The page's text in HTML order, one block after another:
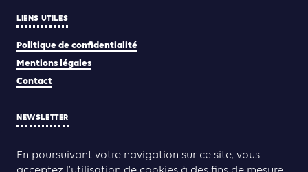
LIENS UTILES
Politique de confidentialité
Mentions légales
Contact
NEWSLETTER
JE M'INSCRIS
En poursuivant votre navigation sur ce site, vous